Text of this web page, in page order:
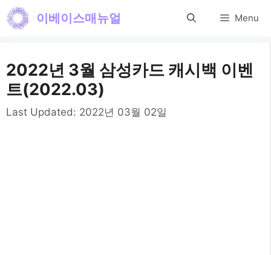
컨
로
건
너
이베이스매뉴얼 Menu
2022년 3월 삼성카드 캐시백 이벤
트(2022.03)
Last Updated: 2022년 03월 02일